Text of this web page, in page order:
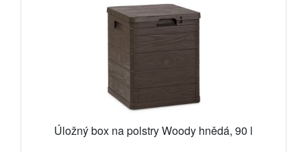
Úložný box na polstry Woody hnědá, 90 l